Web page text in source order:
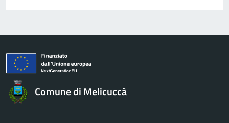
Comune di Melicuccà